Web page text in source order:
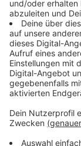
Von diesem
Hochschulen
Landeszahlen.
Anzeige